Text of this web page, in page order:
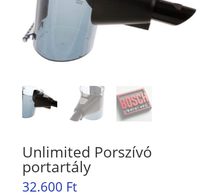
Unlimited Porszívó
portartály
32.600 Ft